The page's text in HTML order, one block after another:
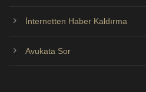
İnternetten Haber Kaldırma
Avukata Sor